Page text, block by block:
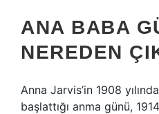
ANA BABA
NEREDEN
Anna Jarvis’in 1908
başlattığı anma günü,